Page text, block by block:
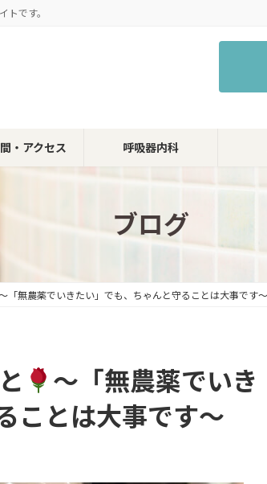
トです。
・アクセス 呼吸器内科
ブログ
「無農薬でいきたい」でも、ちゃんと守ることは大事です〜
〜「無農薬でいき
ことは大事です〜